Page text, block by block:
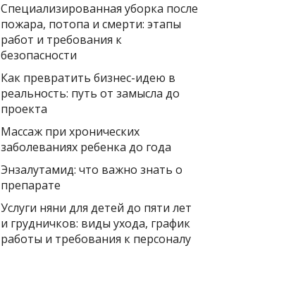
Специализированная уборка после
пожара, потопа и смерти: этапы
работ и требования к
безопасности
Как превратить бизнес-идею в
реальность: путь от замысла до
проекта
Массаж при хронических
заболеваниях ребенка до года
Энзалутамид: что важно знать о
препарате
Услуги няни для детей до пяти лет
и грудничков: виды ухода, график
работы и требования к персоналу